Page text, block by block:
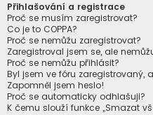
Přihlašování a registrace
Proč se musím zaregistrovat?
Co je to COPPA?
Proč se nemůžu zaregistrovat?
Zaregistroval jsem se, ale
Proč se nemůžu přihlásit?
Byl jsem ve fóru zaregistrovaný,
Zapomněl jsem heslo!
Proč se automaticky odhlašuji?
K čemu slouží funkce „Smazat